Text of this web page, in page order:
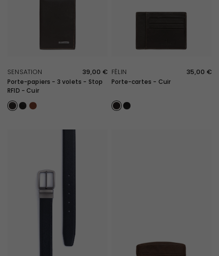
SENSATION 39,00 €
Porte-papiers - 3 volets - Stop
RFID - Cuir
Marron foncé
NoirCognac
FÉLIN 35,00 €
Porte-cartes - Cuir
Marron
Noir